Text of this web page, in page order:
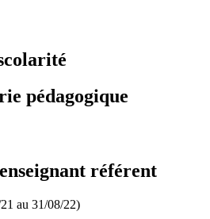
pédagogique
référent
au 31/08/22)